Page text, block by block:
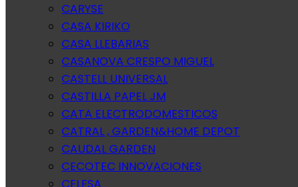
CARYSE
CASA KIRIKO
CASA LLEBARIAS
CASANOVA CRESPO MIGUEL
CASTELL UNIVERSAL
CASTILLA PAPEL JM
CATA ELECTRODOMESTICOS
CATRAL , GARDEN&HOME DEPOT
CAUDAL GARDEN
CECOTEC INNOVACIONES